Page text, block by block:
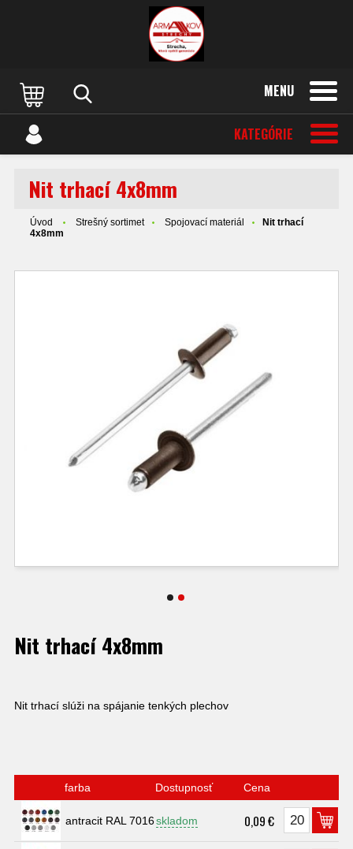
MENU
KATEGÓRIE
Nit trhací 4x8mm
Úvod Strešný sortimet Spojovací materiál
Nit trhací
4x8mm
Nit trhací 4x8mm
Nit trhací slúži na spájanie tenkých plechov
farba Dostupnosť Cena
antracit RAL 7016skladom 0,09 €